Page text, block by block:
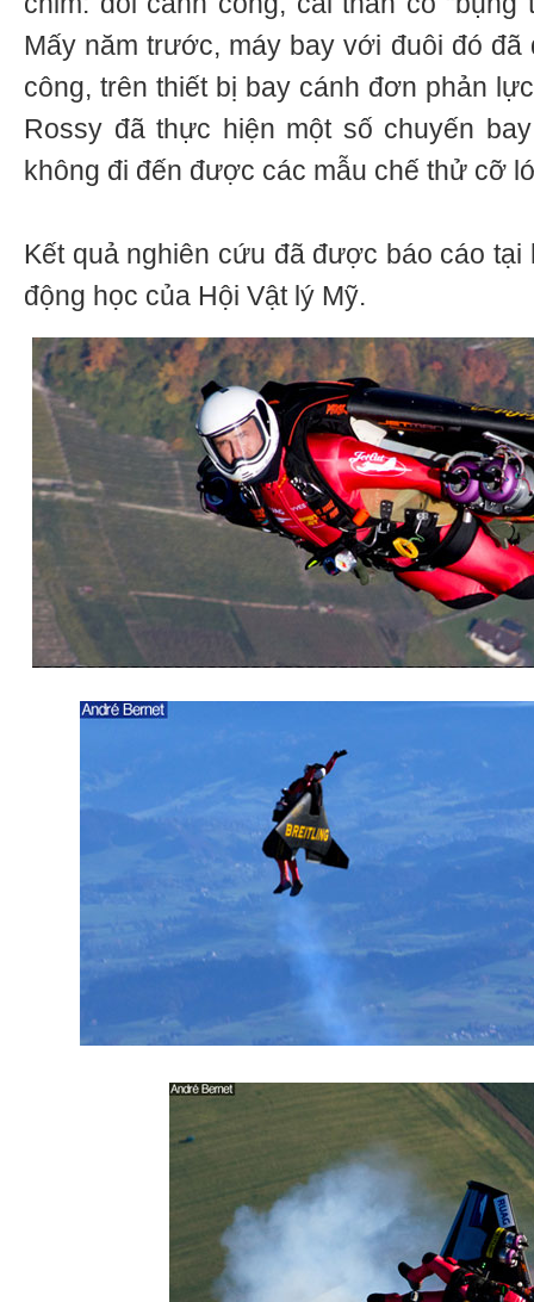
Mấy năm trước, máy bay với đuôi đó
công, trên thiết bị bay cánh đơn phản
Rossy đã thực hiện một số chuyến
không đi đến được các mẫu chế thử cỡ
Kết quả nghiên cứu đã được báo cáo tại
động học của Hội Vật lý Mỹ.